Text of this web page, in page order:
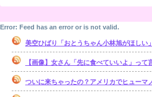
Error: Feed has an error or is not valid.
美空ひばり「おとうちゃん小林旭がほしい」、山口組三
【画像】女さん「先に食べていいよ」って
ついに来ちゃったの？アメリカでヒューマノ